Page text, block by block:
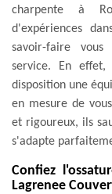
charpente à
d'expériences
savoir-faire
service. En
disposition une
en mesure de
et rigoureux, ils
s'adapte
Confiez
Lagrenee